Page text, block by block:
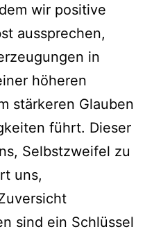
wir positive
aussprechen,
in
höheren
stärkeren Glauben
führt. Dieser
Selbstzweifel zu
uns,
sind ein Schlüssel